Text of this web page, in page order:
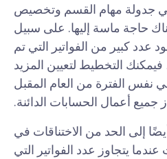
جدولة مهام القسم وتخصيص
حاجة ماسة إليها. على سبيل
عدد كبير من الفواتير التي تم
التخطيط لتعيين المزيد
نفس الفترة من العام المقبل
جميع أعمال الحسابات الدائنة.
إلى الحد من الاختناقات في
يتجاوز عدد الفواتير التي